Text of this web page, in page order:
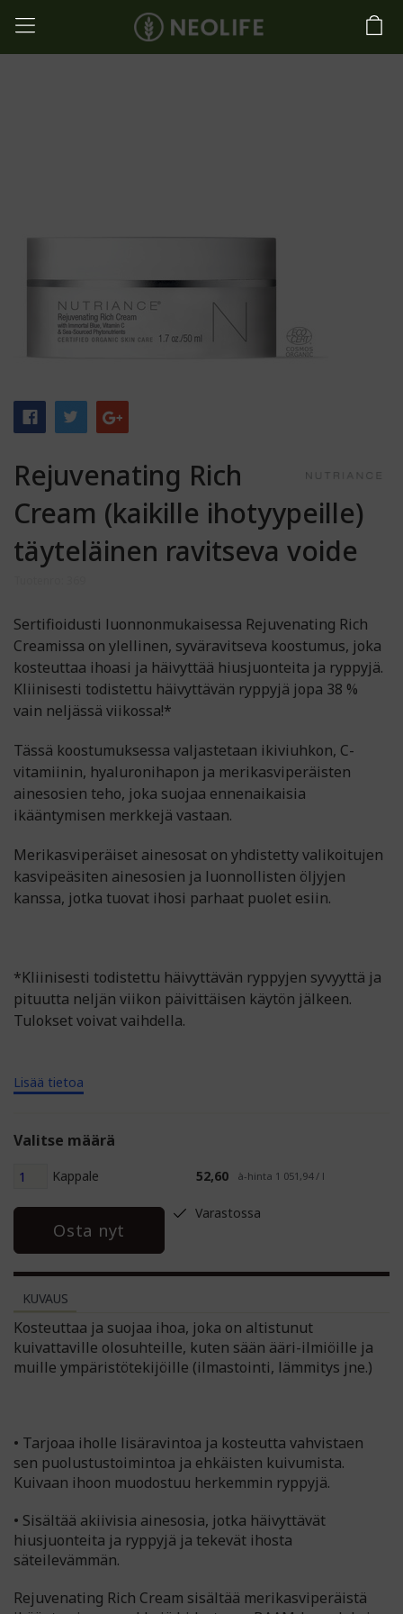
Rejuvenating Rich
Cream (kaikille ihotyypeille)
täyteläinen ravitseva voide
Sertifioidusti luonnonmukaisessa Rejuvenating Rich
Creamissa on ylellinen, syväravitseva koostumus, joka
kosteuttaa ihoasi ja häivyttää hiusjuonteita ja ryppyjä.
Kliinisesti todistettu häivyttävän ryppyjä jopa 38 %
vain neljässä viikossa!*
Tässä koostumuksessa valjastetaan ikiviuhkon, C-
vitamiinin, hyaluronihapon ja merikasviperäisten
ainesosien teho, joka suojaa ennenaikaisia
ikääntymisen merkkejä vastaan.
Merikasviperäiset ainesosat on yhdistetty valikoitujen
kasvipeäsiten ainesosien ja luonnollisten öljyjen
kanssa, jotka tuovat ihosi parhaat puolet esiin.
*Kliinisesti todistettu häivyttävän ryppyjen syvyyttä ja
pituutta neljän viikon päivittäisen käytön jälkeen.
Tulokset voivat vaihdella.
Lisää tietoa
Valitse määrä
Kappale 52,60 à-hinta 1 051,94 / l
Osta nyt
Varastossa
KUVAUS
Kosteuttaa ja suojaa ihoa, joka on altistunut
kuivattaville olosuhteille, kuten sään ääri-ilmiöille ja
muille ympäristötekijöille (ilmastointi, lämmitys jne.)
• Tarjoaa iholle lisäravintoa ja kosteutta vahvistaen
sen puolustustoimintoa ja ehkäisten kuivumista.
Kuivaan ihoon muodostuu herkemmin ryppyjä.
• Sisältää akiivisia ainesosia, jotka häivyttävät
hiusjuonteita ja ryppyjä ja tekevät ihosta
säteilevämmän.
Rejuvenating Rich Cream sisältää merikasviperäistä